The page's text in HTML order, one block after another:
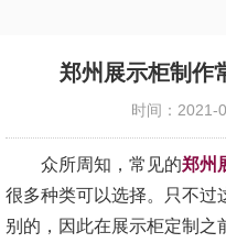
郑州展示柜制作
时间：2021-
众所周知，常见的郑州
很多种类可以选择。只不过
别的，因此在展示柜定制之